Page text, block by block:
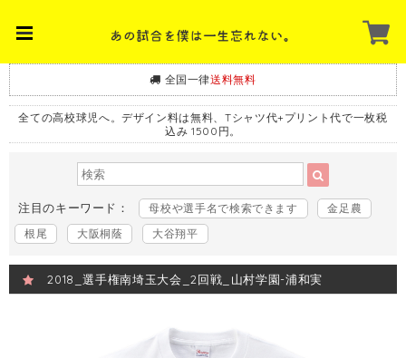
全国一律送料無料
全ての高校球児へ。デザイン料は無料、Tシャツ代+プリント代で一枚税
込み 1500円。
注目のキーワード： 母校や選手名で検索できます
金足農
根尾
大阪桐蔭 大谷翔平
2018_選手権南埼玉大会_2回戦_山村学園-浦和実